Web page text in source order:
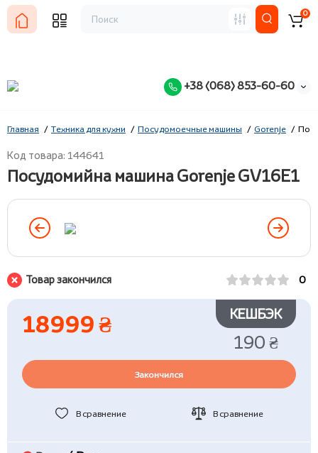
+38 (068) 853-60-60
0
Главная Техника для кухни Посудомоечные машины Gorenje
Код товара: 144641
Посудомийна машина Gorenje GV16E1
Товар закончился 0
18999 ₴ КЕШБЭК
190 ₴
Закончился
В сравнение В сравнение